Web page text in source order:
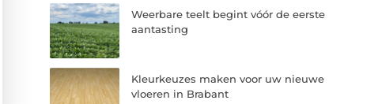
Weerbare teelt begint vóór de eerste
aantasting
Kleurkeuzes maken voor uw nieuwe
vloeren in Brabant